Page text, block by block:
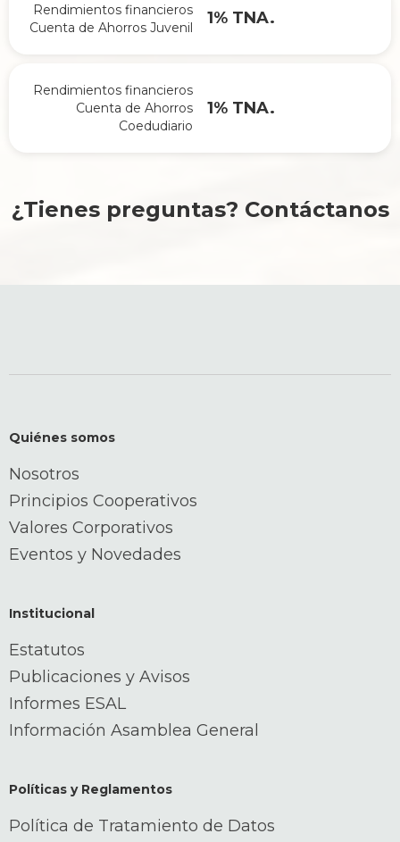
Rendimientos financieros
Cuenta de Ahorros Juvenil
1% TNA.
Rendimientos financieros
Cuenta de Ahorros
Coedudiario
1% TNA.
¿Tienes preguntas? Contáctanos
Quiénes somos
Nosotros
Principios Cooperativos
Valores Corporativos
Eventos y Novedades
Institucional
Estatutos
Publicaciones y Avisos
Informes ESAL
Información Asamblea General
Políticas y Reglamentos
Política de Tratamiento de Datos